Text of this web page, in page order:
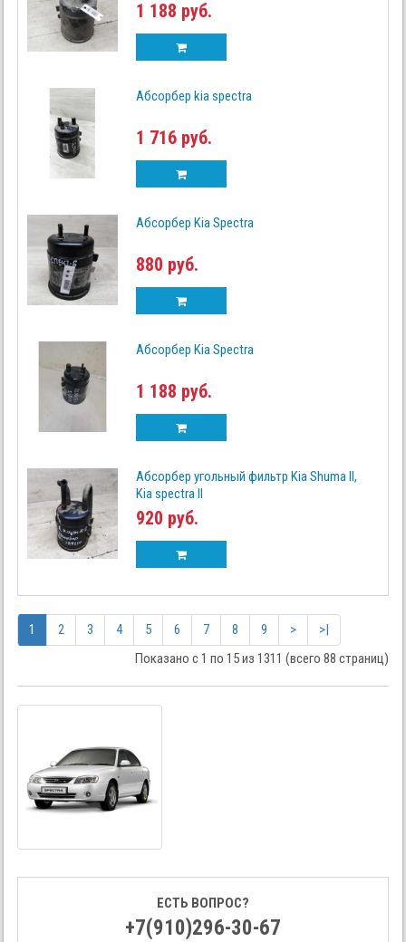
1 188 руб.
Абсорбер kia spectra
1 716 руб.
Абсорбер Kia Spectra
880 руб.
Абсорбер Kia Spectra
1 188 руб.
Абсорбер угольный фильтр Kia Shuma II,
Kia spectra II
920 руб.
1 2 3 4 5 6 7 8 9 >
>|
Показано с 1 по 15 из 1311 (всего 88 страниц)
ЕСТЬ ВОПРОС?
+7(910)296-30-67